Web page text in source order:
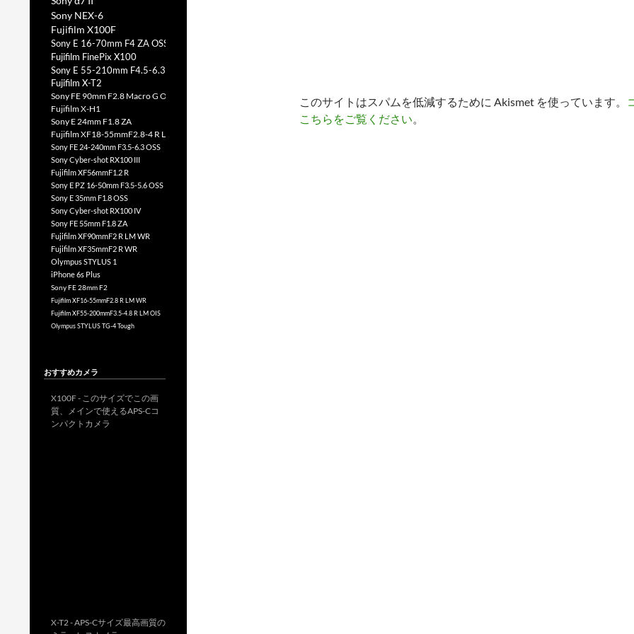
このサイトはスパムを低減するために Akismet を使っています。
こちらをご覧ください。
Sony NEX-6
Fujifilm X100F
Sony E 16-70mm F4 ZA OSS
Fujifilm FinePix X100
Sony E 55-210mm F4.5-6.3 OSS
Fujifilm X-T2
Sony FE 90mm F2.8 Macro G OSS
Fujifilm X-H1
Sony E 24mm F1.8 ZA
Fujifilm XF18-55mmF2.8-4 R LM OIS
Sony FE 24-240mm F3.5-6.3 OSS
Sony Cyber-shot RX100 III
Fujifilm XF56mmF1.2 R
Sony E PZ 16-50mm F3.5-5.6 OSS
Sony E 35mm F1.8 OSS
Sony Cyber-shot RX100 IV
Sony FE 55mm F1.8 ZA
Fujifilm XF90mmF2 R LM WR
Fujifilm XF35mmF2 R WR
Olympus STYLUS 1
iPhone 6s Plus
Sony FE 28mm F2
Fujifilm XF16-55mmF2.8 R LM WR
Fujifilm XF55-200mmF3.5-4.8 R LM OIS
Olympus STYLUS TG-4 Tough
おすすめカメラ
X100F - このサイズでこの画
質、メインで使えるAPS-Cコ
ンパクトカメラ
X-T2 - APS-Cサイズ最高画質の